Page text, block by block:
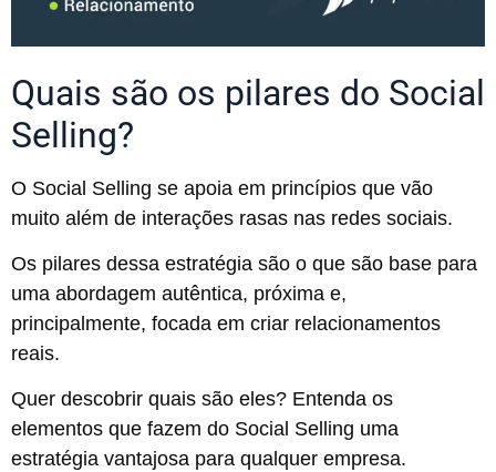
Quais são os pilares do Social
Selling?
O Social Selling se apoia em princípios que vão
muito além de interações rasas nas redes sociais.
Os pilares dessa estratégia são o que são base para
uma abordagem autêntica, próxima e,
principalmente, focada em criar relacionamentos
reais.
Quer descobrir quais são eles? Entenda os
elementos que fazem do Social Selling uma
estratégia vantajosa para qualquer empresa.